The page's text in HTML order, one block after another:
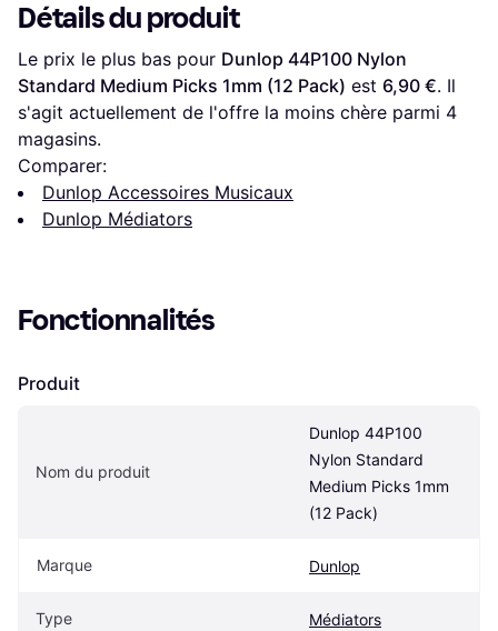
Détails du produit
Le prix le plus bas pour Dunlop 44P100 Nylon
Standard Medium Picks 1mm (12 Pack) est 6,90 €. Il
s'agit actuellement de l'offre la moins chère parmi 4
magasins.
Comparer:
Dunlop Accessoires Musicaux
Dunlop Médiators
Fonctionnalités
Produit
Nom du produit
Dunlop 44P100
Nylon Standard
Medium Picks 1mm
(12 Pack)
Marque Dunlop
Type Médiators